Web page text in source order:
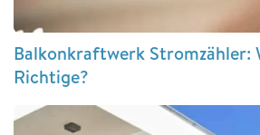
Balkonkraftwerk Stromzähler:
Richtige?